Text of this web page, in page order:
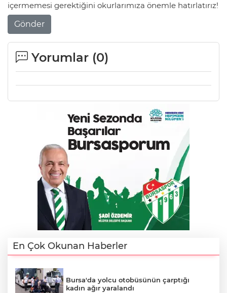
içermemesi gerektiğini okurlarımıza önemle hatırlatırız!
Gönder
Yorumlar (0)
En Çok Okunan Haberler
Bursa'da yolcu otobüsünün çarptığı
kadın ağır yaralandı